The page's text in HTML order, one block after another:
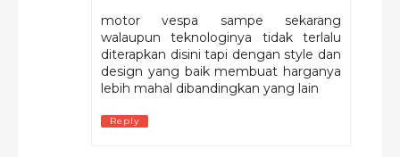
motor vespa sampe sekarang
walaupun teknologinya tidak terlalu
diterapkan disini tapi dengan style dan
design yang baik membuat harganya
lebih mahal dibandingkan yang lain
Reply